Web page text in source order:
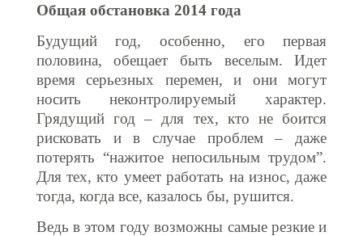
Общая обстановка 2014 года
Будущий год, особенно, его первая
половина, обещает быть веселым. Идет
время серьезных перемен, и они могут
носить неконтролируемый характер.
Грядущий год – для тех, кто не боится
рисковать и в случае проблем – даже
потерять “нажитое непосильным трудом”.
Для тех, кто умеет работать на износ, даже
тогда, когда все, казалось бы, рушится.
Ведь в этом году возможны самые резкие и